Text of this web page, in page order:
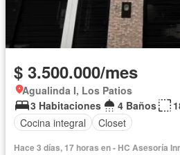
$ 3.500.000/mes
Agualinda I, Los Patios
3 Habitaciones
4 Baños
Cocina integral
Closet
Hace 3 días, 17 horas en - HC Asesoría